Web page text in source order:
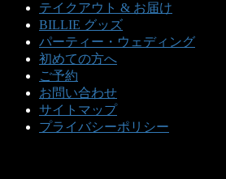
テイクアウト & お届け
BILLIE グッズ
パーティー・ウェディング
初めての方へ
ご予約
お問い合わせ
サイトマップ
プライバシーポリシー